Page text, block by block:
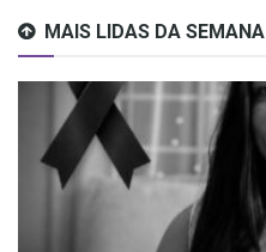
MAIS LIDAS DA SEMANA